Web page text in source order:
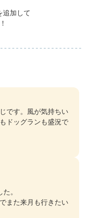
追加して
です。風が気持ちい
ドッグランも盛況で
。
また来月も行きたい